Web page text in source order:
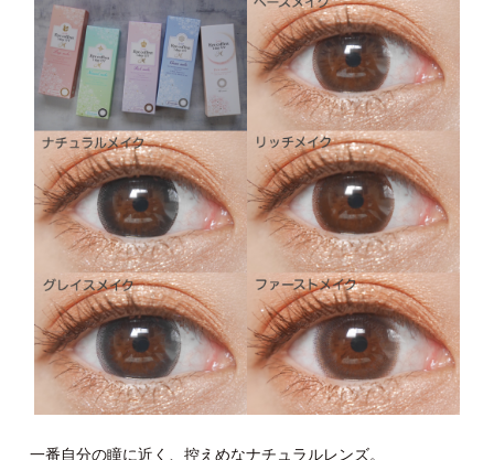
一番自分の瞳に近く、控えめなナチュラルレンズ。